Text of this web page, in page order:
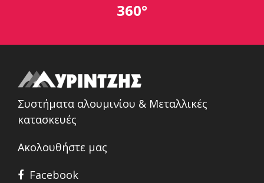
360°
Συστήματα αλουμινίου & Μεταλλικές
κατασκευές
Ακολουθήστε μας
Facebook